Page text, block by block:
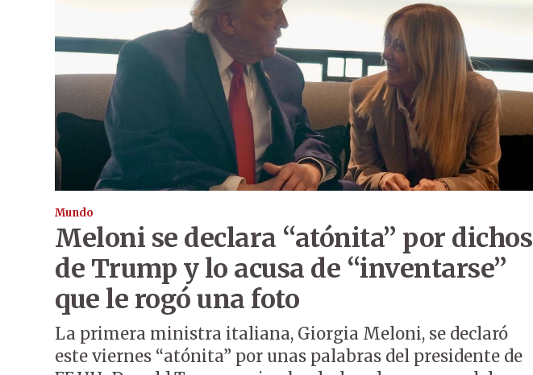
Mundo
Meloni se declara “atónita” por dichos
de Trump y lo acusa de “inventarse”
que le rogó una foto
La primera ministra italiana, Giorgia Meloni, se declaró
este viernes “atónita” por unas palabras del presidente de